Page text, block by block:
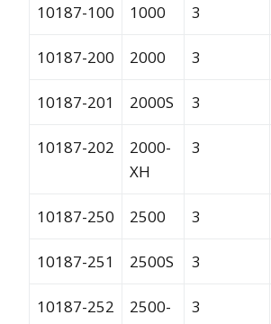
10187-100 1000 3
10187-200 2000 3
10187-201 2000S 3
10187-202
2000-
XH
3
10187-250 2500 3
10187-251 2500S 3
10187-252
2500-
3